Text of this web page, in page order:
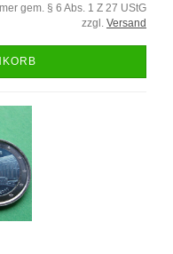
gem. § 6 Abs. 1 Z 27 UStG
zzgl. Versand